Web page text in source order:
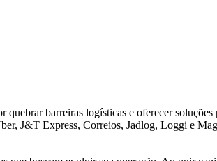
barreiras logísticas e oferecer soluções
J&T Express, Correios, Jadlog, Loggi e